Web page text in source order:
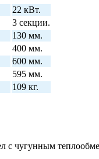
22 кВт.
3 секции.
130 мм.
400 мм.
600 мм.
595 мм.
109 кг.
с чугунным